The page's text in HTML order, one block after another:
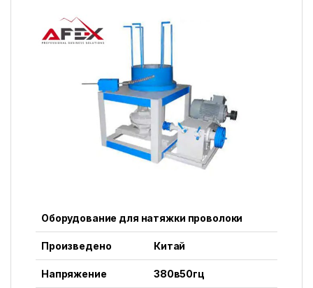
Оборудование для натяжки проволоки
Произведено Китай
Напряжение 380в50гц